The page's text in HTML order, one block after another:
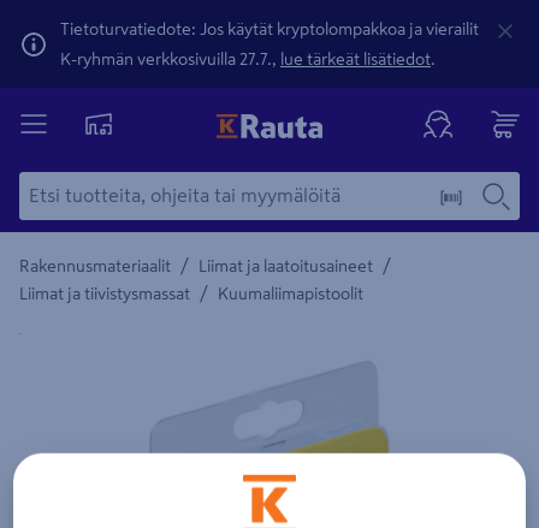
Tietoturvatiedote: Jos käytät kryptolompakkoa ja vierailit
K-ryhmän verkkosivuilla 27.7., lue tärkeät lisätiedot.
Rakennusmateriaalit / Liimat ja laatoitusaineet /
Liimat ja tiivistysmassat / Kuumaliimapistoolit
Yksityiskohtainen kuvaus löytyy Tuotteen kuvaus -